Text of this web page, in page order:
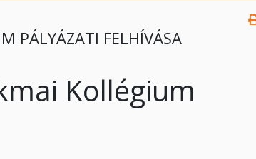
PÁLYÁZATI FELHÍVÁSA
Kollégium